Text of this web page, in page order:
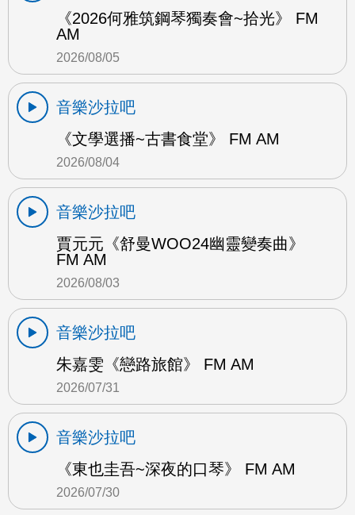
《2026何雅筑鋼琴獨奏會~拾光》 FM
AM
2026/08/05
音樂沙拉吧
《文學選播~古書食堂》 FM AM
2026/08/04
音樂沙拉吧
賈元元《舒曼WOO24幽靈變奏曲》
FM AM
2026/08/03
音樂沙拉吧
朱嘉雯《戀路旅館》 FM AM
2026/07/31
音樂沙拉吧
《東也圭吾~深夜的口琴》 FM AM
2026/07/30